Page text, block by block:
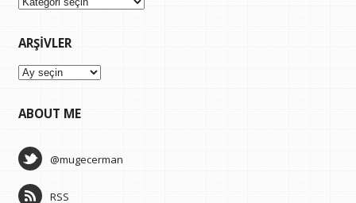
ARŞIVLER
Arşivler
ABOUT ME
@mugecerman
RSS